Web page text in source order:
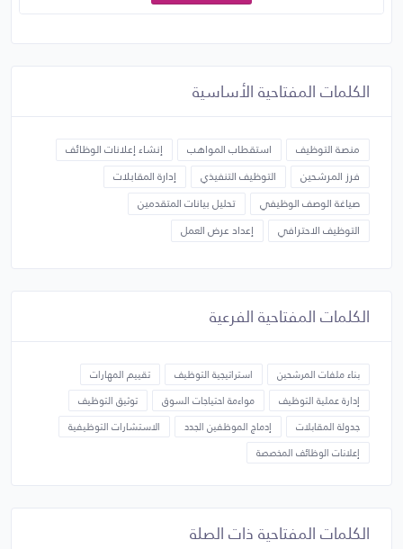
الكلمات المفتاحية الأساسية
منصة التوظيف استقطاب المواهب
إنشاء إعلانات الوظائف
فرز المرشحين
التوظيف التنفيذي
إدارة المقابلات
صياغة الوصف الوظيفي
تحليل بيانات المتقدمين
التوظيف الاحترافي
إعداد عرض العمل
الكلمات المفتاحية الفرعية
بناء ملفات المرشحين استراتيجية التوظيف
تقييم المهارات
إدارة عملية التوظيف
مواءمة احتياجات السوق
توثيق التوظيف
جدولة المقابلات
إدماج الموظفين الجدد
الاستشارات التوظيفية
إعلانات الوظائف المخصصة
الكلمات المفتاحية ذات الصلة